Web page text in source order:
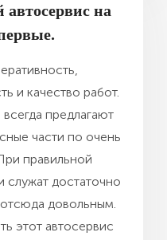
на
и качество работ.
предлагают
части по очень
правильной
служат достаточно
довольным.
этот автосервис